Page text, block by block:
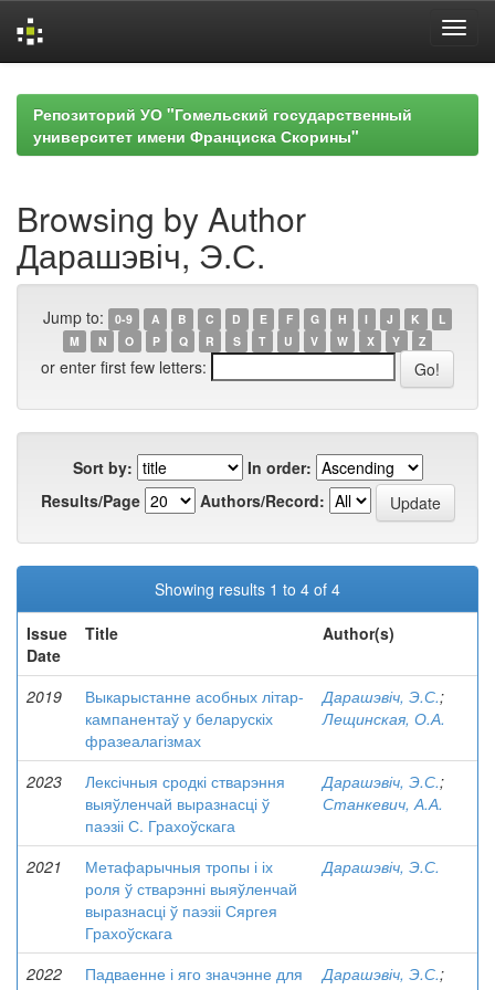
navigationРепозиторий УО "Гомельский государственный
университет имени Франциска Скорины"
Browsing by Author
Дарашэвіч, Э.С.
Jump to: 0-9 A B C D E F G H I J K
L
M
N O P Q R S T U V W X Y Z
or enter first few letters:
Sort by:
In order:
Results/Page
Authors/Record:
Showing results 1 to 4 of 4
Issue
Date
Title Author(s)
2019
Выкарыстанне асобных літар-
кампанентаў у беларускіх
фразеалагізмах
Дарашэвіч, Э.С.;
Лещинская, О.А.
2023
Лексічныя сродкі стварэння
выяўленчай выразнасці ў
паэзіі С. Грахоўскага
Дарашэвіч, Э.С.;
Станкевич, А.А.
2021
Метафарычныя тропы і іх
роля ў стварэнні выяўленчай
выразнасці ў паэзіі Сяргея
Грахоўскага
Дарашэвіч, Э.С.
2022
Падваенне і яго значэнне для
Дарашэвіч, Э.С.;